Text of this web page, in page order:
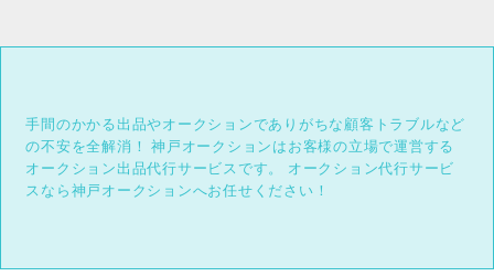
手間のかかる出品やオークションでありがちな顧客トラブルなど
の不安を全解消！
神戸オークションはお客様の立場で運営する
オークション出品代行サービスです。
オークション代行サービ
スなら神戸オークションへお任せください！